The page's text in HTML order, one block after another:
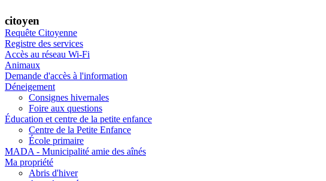
citoyen
Requête Citoyenne
Registre des services
Accès au réseau Wi-Fi
Animaux
Demande d'accès à l'information
Déneigement
Consignes hivernales
Foire aux questions
Éducation et centre de la petite enfance
Centre de la Petite Enfance
École primaire
MADA - Municipalité amie des aînés
Ma propriété
Abris d'hiver